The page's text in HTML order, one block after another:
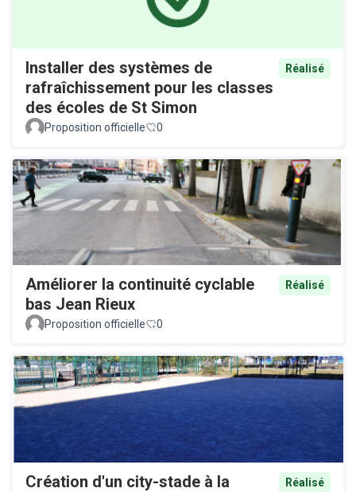
Installer des systèmes de
rafraîchissement pour les classes
des écoles de St Simon
Réalisé
Proposition officielle 0
Améliorer la continuité cyclable
bas Jean Rieux
Réalisé
Proposition officielle 0
Création d'un city-stade à la
Réalisé